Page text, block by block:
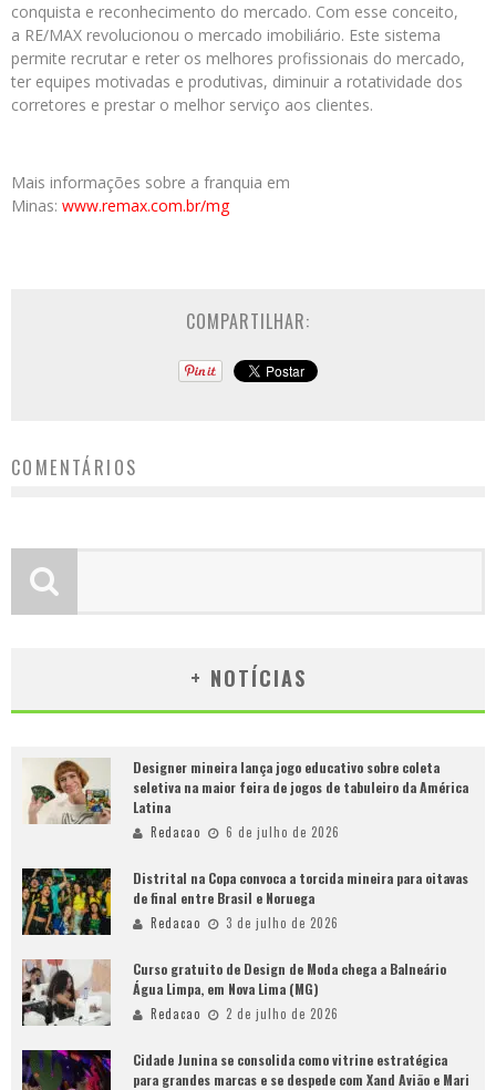
conquista e reconhecimento do mercado. Com esse conceito,
a RE/MAX revolucionou o mercado imobiliário. Este sistema
permite recrutar e reter os melhores profissionais do mercado,
ter equipes motivadas e produtivas, diminuir a rotatividade dos
corretores e prestar o melhor serviço aos clientes.
Mais informações sobre a franquia em
Minas: www.remax.com.br/mg
COMPARTILHAR:
COMENTÁRIOS
+ NOTÍCIAS
Designer mineira lança jogo educativo sobre coleta
seletiva na maior feira de jogos de tabuleiro da América
Latina
Redacao 6 de julho de 2026
Distrital na Copa convoca a torcida mineira para oitavas
de final entre Brasil e Noruega
Redacao 3 de julho de 2026
Curso gratuito de Design de Moda chega a Balneário
Água Limpa, em Nova Lima (MG)
Redacao 2 de julho de 2026
Cidade Junina se consolida como vitrine estratégica
para grandes marcas e se despede com Xand Avião e Mari